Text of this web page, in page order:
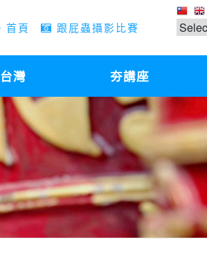
首頁 跟屁蟲攝影比賽
台灣 夯講座